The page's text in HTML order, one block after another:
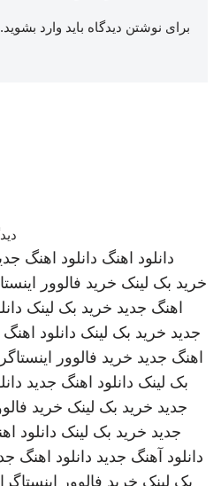
برای نوشتن دیدگاه باید وارد بشوید.
دانلود اهنگ دانلود اهنگ
خرید بک لینک خرید فالوور
اهنگ جدید خرید بک لینک
جدید خرید بک لینک دانلود
اهنگ جدید خرید فالوور
بک لینک دانلود اهنگ جدید
جدید خرید بک لینک خرید
جدید خرید بک لینک دانلود
دانلود آهنگ جدید دانلود اهنگ
بک لینک خرید فالوور